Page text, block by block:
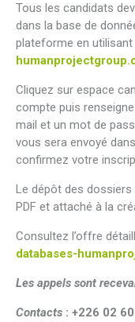
Tous les candidats
dans la base de
plateforme en utilisant
Cliquez sur espace
compte puis
mail et un mot de
vous sera envoyé
confirmez votre
Le dépôt des
PDF et attaché à la
Consultez l’offre
databases-
Les appels sont
Contacts : +226 02